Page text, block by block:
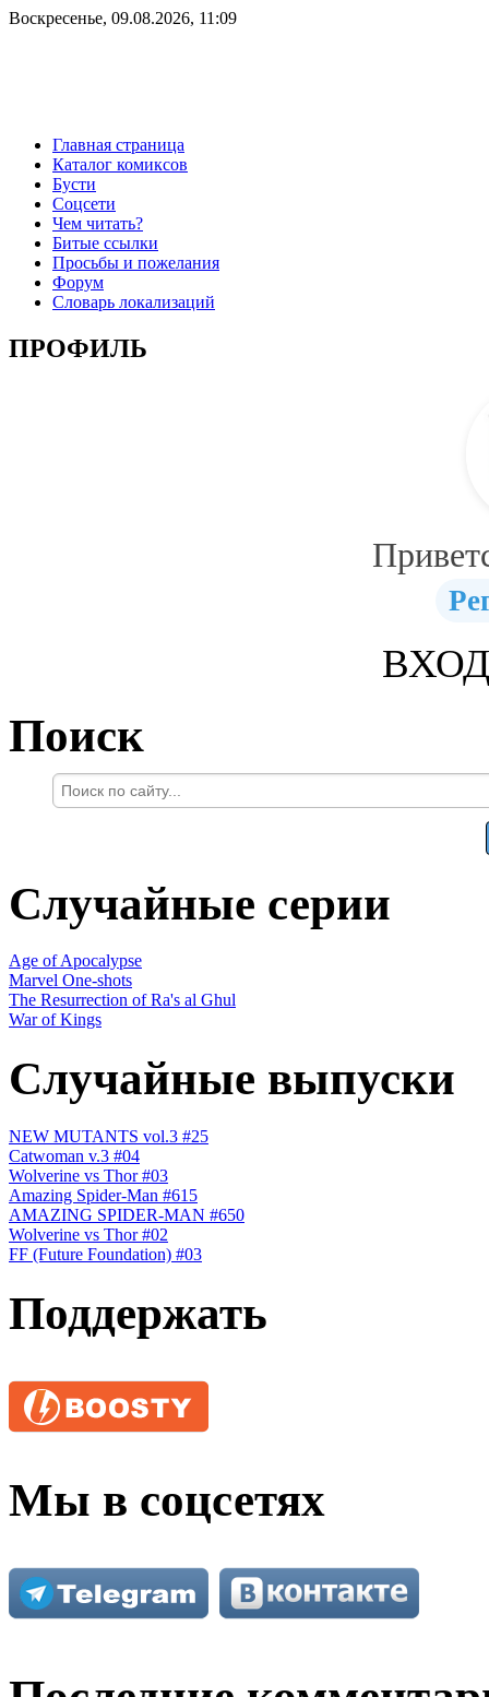
Воскресенье, 09.08.2026, 11:09
Главная страница
Каталог комиксов
Бусти
Соцсети
Чем читать?
Битые ссылки
Просьбы и пожелания
Форум
Словарь локализаций
ПРОФИЛЬ
Поиск
Случайные серии
Age of Apocalypse
Marvel One-shots
The Resurrection of Ra's al Ghul
War of Kings
Случайные выпуски
NEW MUTANTS vol.3 #25
Catwoman v.3 #04
Wolverine vs Thor #03
Amazing Spider-Man #615
AMAZING SPIDER-MAN #650
Wolverine vs Thor #02
FF (Future Foundation) #03
Поддержать
Мы в соцсетях